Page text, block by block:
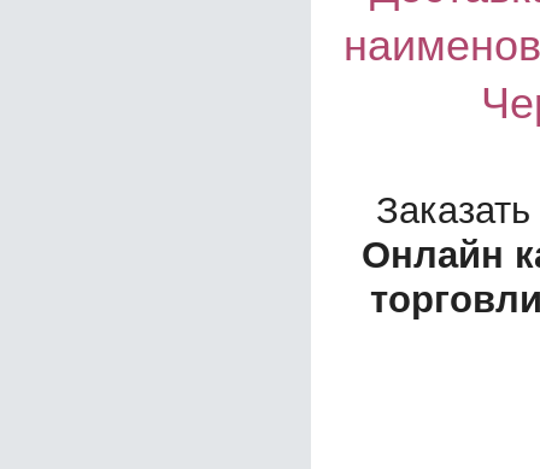
Онлайн